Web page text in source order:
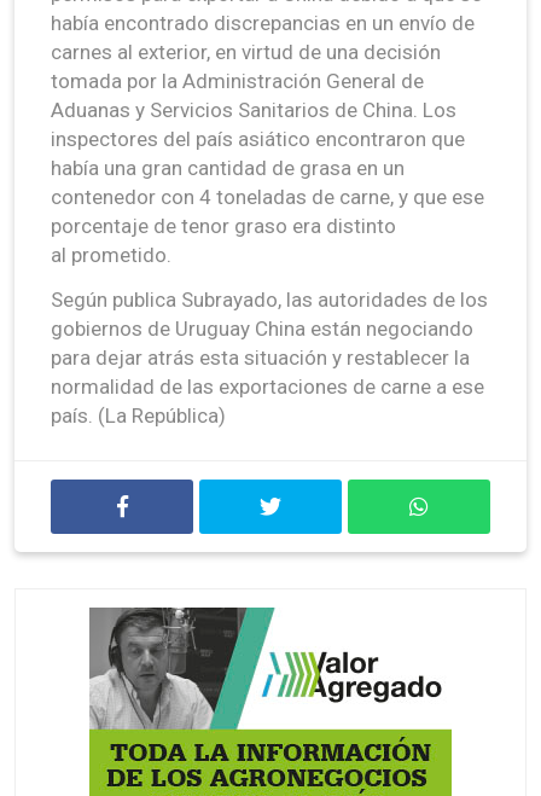
había encontrado discrepancias en un envío de
carnes al exterior, en virtud de una decisión
tomada por la Administración General de
Aduanas y Servicios Sanitarios de China. Los
inspectores del país asiático encontraron que
había una gran cantidad de grasa en un
contenedor con 4 toneladas de carne, y que ese
porcentaje de tenor graso era distinto
al prometido.
Según publica Subrayado, las autoridades de los
gobiernos de Uruguay China están negociando
para dejar atrás esta situación y restablecer la
normalidad de las exportaciones de carne a ese
país. (La República)